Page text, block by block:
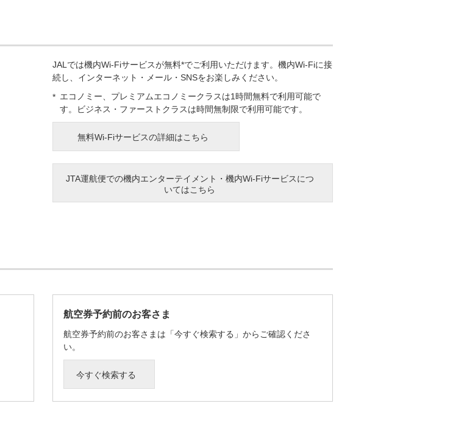
JALでは機内Wi-Fiサービスが無料*でご利用いただけます。機内Wi-Fiに接
続し、インターネット・メール・SNSをお楽しみください。
エコノミー、プレミアムエコノミークラスは1時間無料で利用可能で
す。ビジネス・ファーストクラスは時間無制限で利用可能です。
無料Wi-Fiサービスの詳細はこちら
JTA運航便での機内エンターテイメント・機内Wi-Fiサービスにつ
いてはこちら
航空券予約前のお客さま
航空券予約前のお客さまは「今すぐ検索する」からご確認くださ
い。
今すぐ検索する